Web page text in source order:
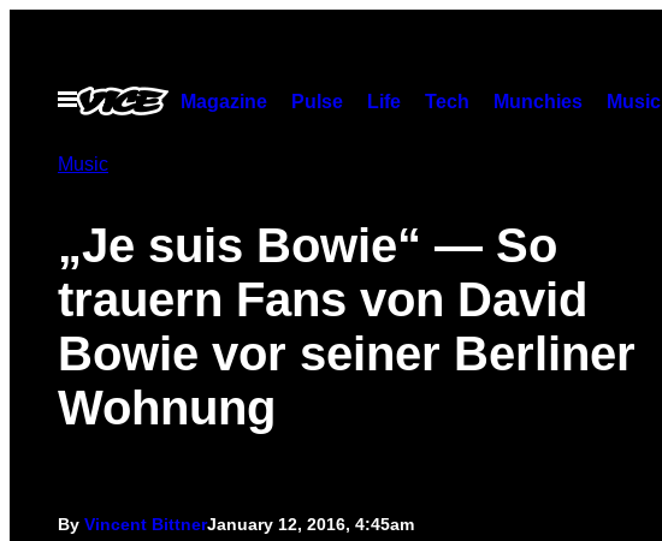
contentOpen
Menu
Magazine Pulse Life Tech Munchies Music
Music
„Je suis Bowie“ — So
trauern Fans von David
Bowie vor seiner Berliner
Wohnung
By Vincent BittnerJanuary 12, 2016, 4:45am